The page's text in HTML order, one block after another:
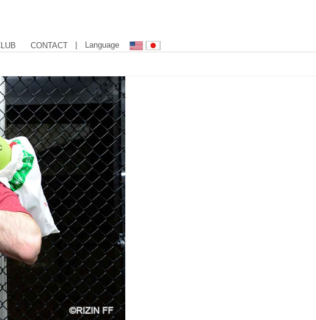
CONTACT | Language